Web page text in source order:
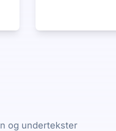
og undertekster